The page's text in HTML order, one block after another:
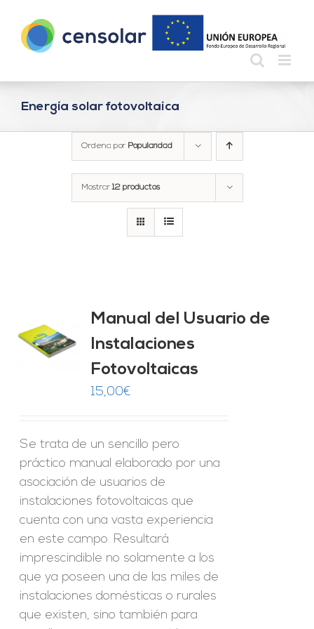
contenido
Energía solar fotovoltaica
Ordena por Popularidad
Mostrar12 productos
Manual del Usuario de
Instalaciones
Fotovoltaicas
15,00€
Se trata de un sencillo pero
práctico manual elaborado por una
asociación de usuarios de
instalaciones fotovoltaicas que
cuenta con una vasta experiencia
en este campo. Resultará
imprescindible no solamente a los
que ya poseen una de las miles de
instalaciones domésticas o rurales
que existen, sino también para